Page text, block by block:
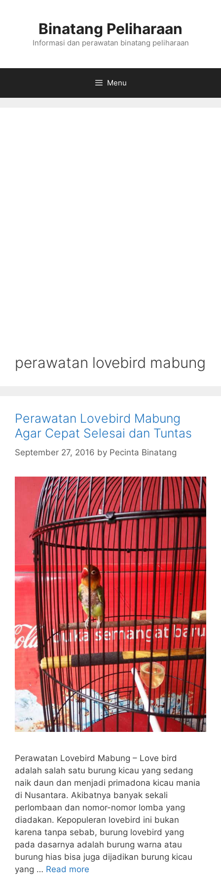
Binatang Peliharaan
Informasi dan perawatan binatang peliharaan
Menu
perawatan lovebird mabung
Perawatan Lovebird Mabung
Agar Cepat Selesai dan Tuntas
September 27, 2016 by Pecinta Binatang
Perawatan Lovebird Mabung – Love bird
adalah salah satu burung kicau yang sedang
naik daun dan menjadi primadona kicau mania
di Nusantara. Akibatnya banyak sekali
perlombaan dan nomor-nomor lomba yang
diadakan. Kepopuleran lovebird ini bukan
karena tanpa sebab, burung lovebird yang
pada dasarnya adalah burung warna atau
burung hias bisa juga dijadikan burung kicau
yang … Read more